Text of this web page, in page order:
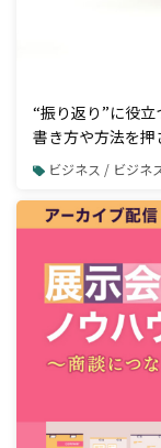
“振り返り”に役
書き方や方法を押
ビジネス / ビジネ